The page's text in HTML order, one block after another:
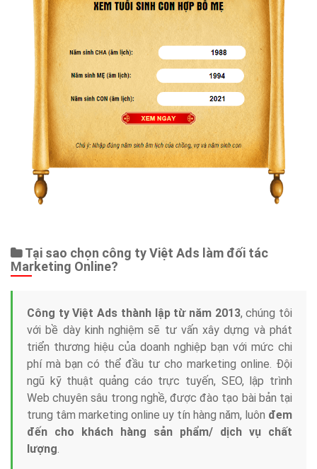
Tại sao chọn công ty Việt Ads làm đối tác
Marketing Online?
Công ty Việt Ads thành lập từ năm 2013, chúng tôi
với bề dày kinh nghiệm sẽ tư vấn xây dựng và phát
triển thương hiệu của doanh nghiệp bạn với mức chi
phí mà bạn có thể đầu tư cho marketing online. Đội
ngũ kỹ thuật quảng cáo trực tuyến, SEO, lập trình
Web chuyên sâu trong nghề, được đào tạo bài bản tại
trung tâm marketing online uy tín hàng năm, luôn đem
đến cho khách hàng sản phẩm/ dịch vụ chất
lượng.